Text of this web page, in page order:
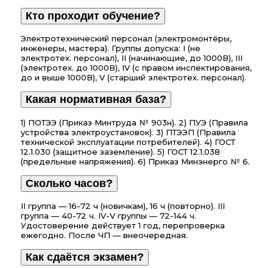
Кто проходит обучение?
Электротехнический персонал (электромонтёры,
инженеры, мастера). Группы допуска: I (не
электротех. персонал), II (начинающие, до 1000В), III
(электротех. до 1000В), IV (с правом инспектирования,
до и выше 1000В), V (старший электротех. персонал).
Какая нормативная база?
1) ПОТЭЭ (Приказ Минтруда № 903н). 2) ПУЭ (Правила
устройства электроустановок). 3) ПТЭЭП (Правила
технической эксплуатации потребителей). 4) ГОСТ
12.1.030 (защитное заземление). 5) ГОСТ 12.1.038
(предельные напряжения). 6) Приказ Минэнерго № 6.
Сколько часов?
II группа — 16-72 ч (новичкам), 16 ч (повторно). III
группа — 40-72 ч. IV-V группы — 72-144 ч.
Удостоверение действует 1 год, перепроверка
ежегодно. После ЧП — внеочередная.
Как сдаётся экзамен?